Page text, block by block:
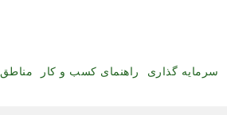
مناطق راهنمای کسب و کار سرمایه گذاری